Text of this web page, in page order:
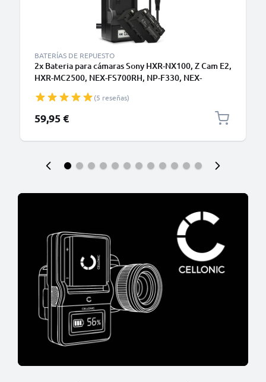
BATERÍAS DE REPUESTO
2x Bateria para cámaras Sony HXR-NX100, Z Cam E2,
HXR-MC2500, NEX-FS700RH, NP-F330, NEX-
B2 XL-B3 4400mAh + Cargador rápido BC-VM50
Baterías recargables
(5 reseñas)
59,95 €